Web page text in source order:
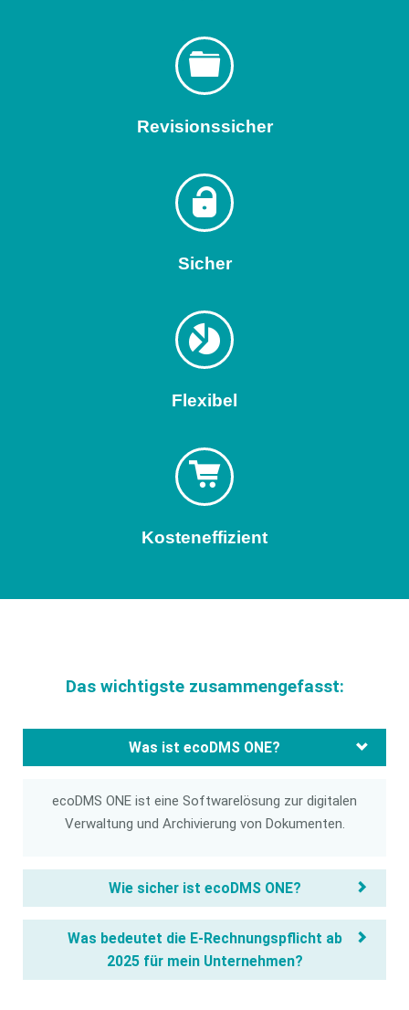
Revisionssicher
Sicher
Flexibel
Kosteneffizient
Das wichtigste zusammengefasst:
Was ist ecoDMS ONE?
ecoDMS ONE ist eine Softwarelösung zur digitalen
Verwaltung und Archivierung von Dokumenten.
Wie sicher ist ecoDMS ONE?
Was bedeutet die E-Rechnungspflicht ab
2025 für mein Unternehmen?